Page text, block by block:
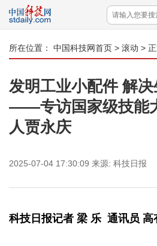
所在位置： 中国科技网首页 > 滚动 >
发明工业小配件 解
——专访国家级技能
人贾永庆
2025-07-04 17:30:09 来源: 科技日报
科技日报记者 梁 乐 通讯员 高